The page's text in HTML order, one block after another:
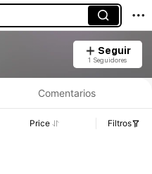
Seguir
1 Seguidores
Comentarios
Price Filtros